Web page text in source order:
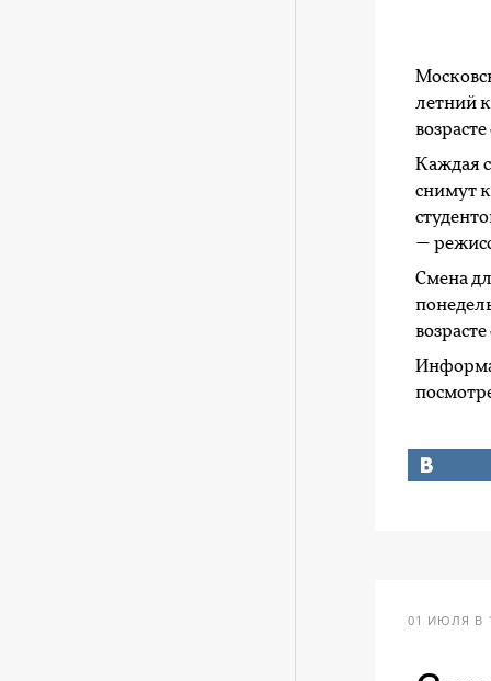
летний
возрасте
Каждая
снимут
—
Смена
возрасте
01 ИЮЛЯ В